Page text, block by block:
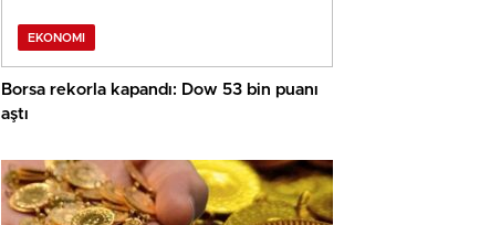
EKONOMI
Borsa rekorla kapandı: Dow 53 bin puanı
aştı